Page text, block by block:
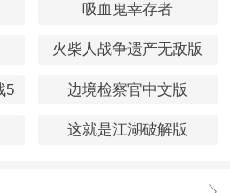
吸血鬼幸存者
火柴人战争遗产无敌版
5 边境检察官中文版
这就是江湖破解版